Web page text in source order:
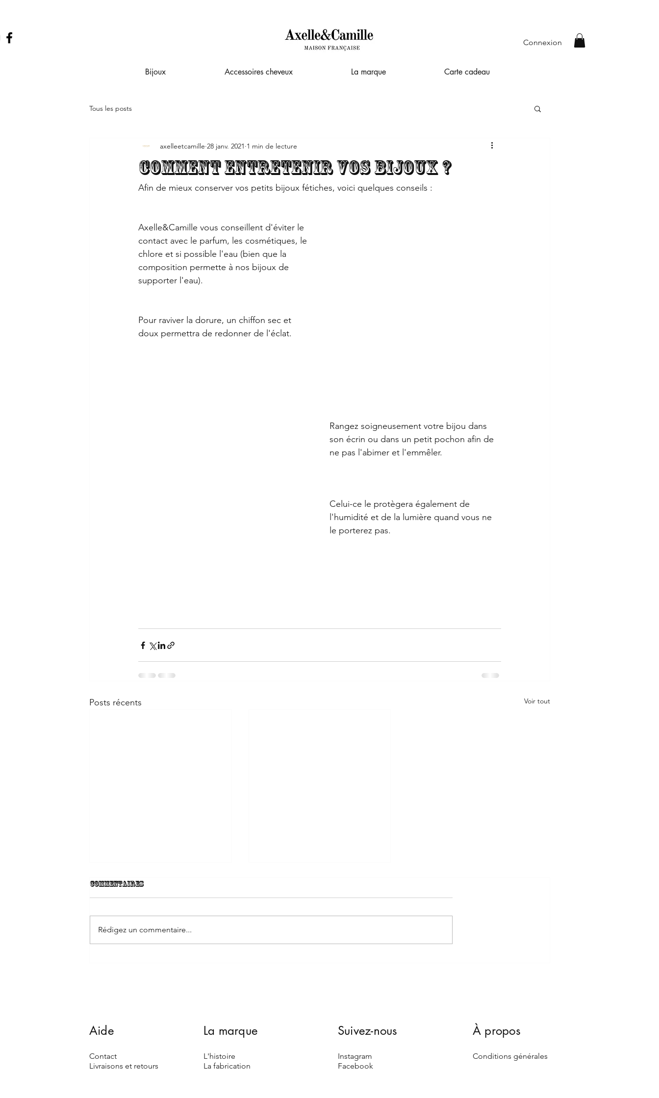
Connexion
Bijoux Accessoires cheveux La marque Carte cadeau
Tous les posts
Comment entretenir vos bijoux ?
axelleetcamille 28 janv. 2021 1 min de lecture
Afin de mieux conserver vos petits bijoux fétiches, voici quelques conseils :
Axelle&Camille vous conseillent d'éviter le
contact avec le parfum, les cosmétiques, le
chlore et si possible l'eau (bien que la
composition permette à nos bijoux de
supporter l'eau).
Pour raviver la dorure, un chiffon sec et
doux permettra de redonner de l'éclat.
Rangez soigneusement votre bijou dans
son écrin ou dans un petit pochon afin de
ne pas l'abimer et l'emmêler.
Celui-ce le protègera également de
l'humidité et de la lumière quand vous ne
le porterez pas.
Posts récents Voir tout
Commentaires
Rédigez un commentaire...
Aide
Contact
Livraisons et retours
La marque
L'histoire
La fabrication
Suivez-nous
Instagram
Facebook
À propos
Conditions générales